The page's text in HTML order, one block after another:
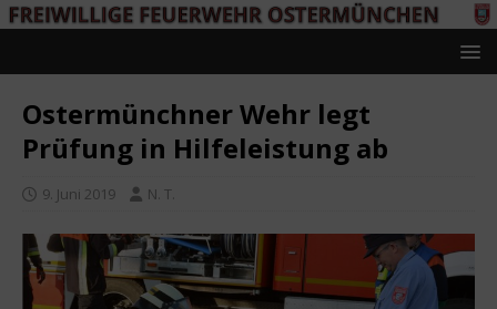
Ostermünchner Wehr legt
Prüfung in Hilfeleistung ab
9. Juni 2019 N. T.